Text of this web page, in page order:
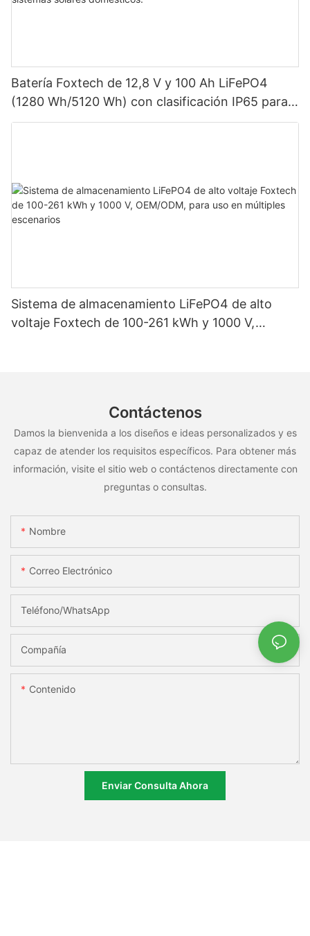
Batería Foxtech de 12,8 V y 100 Ah LiFePO4
(1280 Wh/5120 Wh) con clasificación IP65 para
almacenamiento de energía en sistemas solares
Sistema de almacenamiento LiFePO4 de alto
voltaje Foxtech de 100-261 kWh y 1000 V,
Contáctenos
Damos la bienvenida a los diseños e ideas personalizados y es
capaz de atender los requisitos específicos. Para obtener más
información, visite el sitio web o contáctenos directamente con
preguntas o consultas.
Nombre
Correo Electrónico
Teléfono/WhatsApp
Compañía
Contenido
Enviar Consulta Ahora